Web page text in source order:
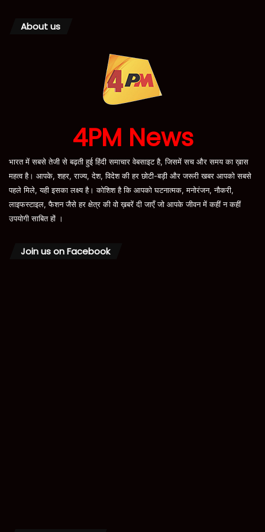
About us
4PM News
भारत में सबसे तेजी से बढ़ती हुई हिंदी समाचार वेबसाइट है, जिसमें सच और समय का ख़ास
महत्व है। आपके, शहर, राज्य, देश, विदेश की हर छोटी-बड़ी और जरूरी खबर आपको सबसे
पहले मिले, यही इसका लक्ष्य है। कोशिश है कि आपको घटनात्मक, मनोरंजन, नौकरी,
लाइफस्टाइल, फैशन जैसे हर क्षेत्र की वो ख़बरें दी जाएँ जो आपके जीवन में कहीं न कहीं
उपयोगी साबित हों ।
Join us on Facebook